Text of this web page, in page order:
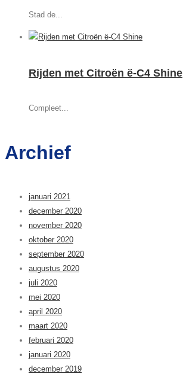
Stad de...
Rijden met Citroën ë-C4 Shine
Compleet...
Archief
januari 2021
december 2020
november 2020
oktober 2020
september 2020
augustus 2020
juli 2020
mei 2020
april 2020
maart 2020
februari 2020
januari 2020
december 2019